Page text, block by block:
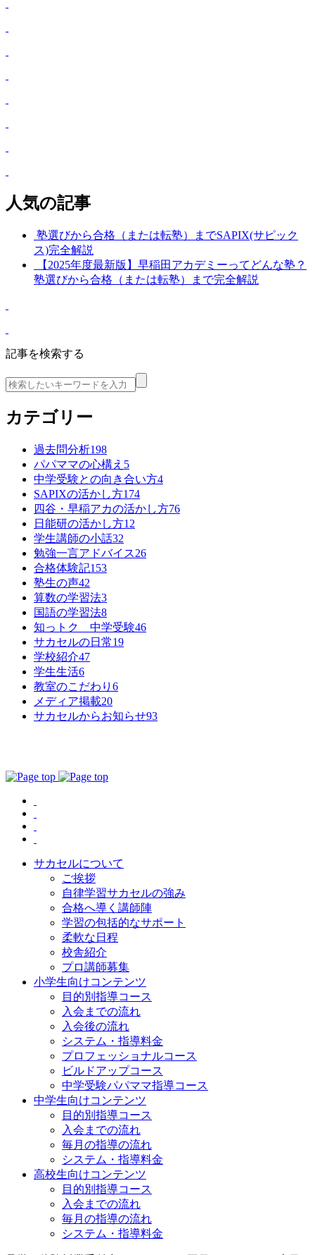
人気の記事
塾選びから合格（または転塾）までSAPIX(サピック
ス)完全解説
【2025年度最新版】早稲田アカデミーってどんな塾？
塾選びから合格（または転塾）まで完全解説
記事を検索する
カテゴリー
過去問分析198
パパママの心構え 5
中学受験との向き合い方4
SAPIXの活かし方174
四谷・早稲アカの活かし方76
日能研の活かし方12
学生講師の小話32
勉強一言アドバイス26
合格体験記153
塾生の声42
算数の学習法3
国語の学習法8
知っトク 中学受験46
サカセルの日常19
学校紹介47
学生生活6
教室のこだわり 6
メディア掲載20
サカセルからお知らせ93
サカセルについて
ご挨拶
自律学習サカセルの強み
合格へ導く講師陣
学習の包括的なサポート
柔軟な日程
校舎紹介
プロ講師募集
小学生向けコンテンツ
目的別指導コース
入会までの流れ
入会後の流れ
システム・指導料金
プロフェッショナルコース
ビルドアップコース
中学受験パパママ指導コース
中学生向けコンテンツ
目的別指導コース
入会までの流れ
毎月の指導の流れ
システム・指導料金
高校生向けコンテンツ
目的別指導コース
入会までの流れ
毎月の指導の流れ
システム・指導料金